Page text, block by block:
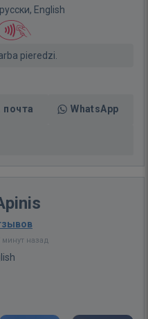
English
pieredzi.
почта WhatsApp
назад